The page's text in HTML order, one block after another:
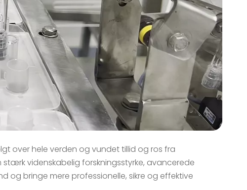
over hele verden og vundet tillid og ros fra
videnskabelig forskningsstyrke, avancerede
bringe mere professionelle, sikre og effektive